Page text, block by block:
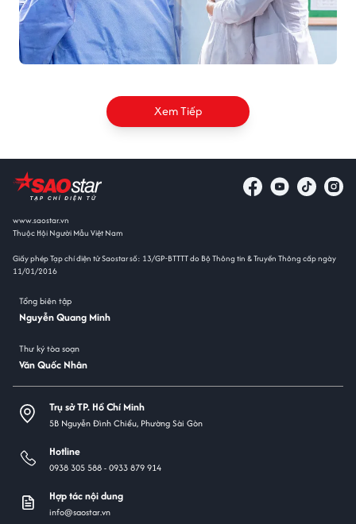
Xem Tiếp
www.saostar.vn
Thuộc Hội Người Mẫu Việt Nam
Giấy phép Tạp chí điện tử Saostar số: 13/GP-BTTTT do Bộ Thông tin & Truyền Thông cấp ngày
11/01/2016
Tổng biên tập
Nguyễn Quang Minh
Thư ký tòa soạn
Văn Quốc Nhân
Trụ sở TP. Hồ Chí Minh
5B Nguyễn Đình Chiểu, Phường Sài Gòn
Hotline
0938 305 588 -0933 879 914
Hợp tác nội dung
info@saostar.vn